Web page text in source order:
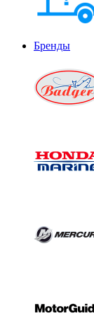
Бренды